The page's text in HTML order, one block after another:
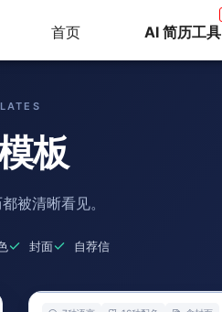
首页 AI 简历工具
板
被清晰看见。
封面 自荐信